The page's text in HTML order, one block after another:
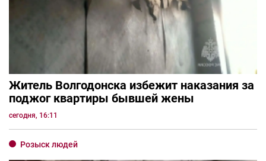
Житель Волгодонска избежит наказания за
поджог квартиры бывшей жены
сегодня, 16:11
Розыск людей